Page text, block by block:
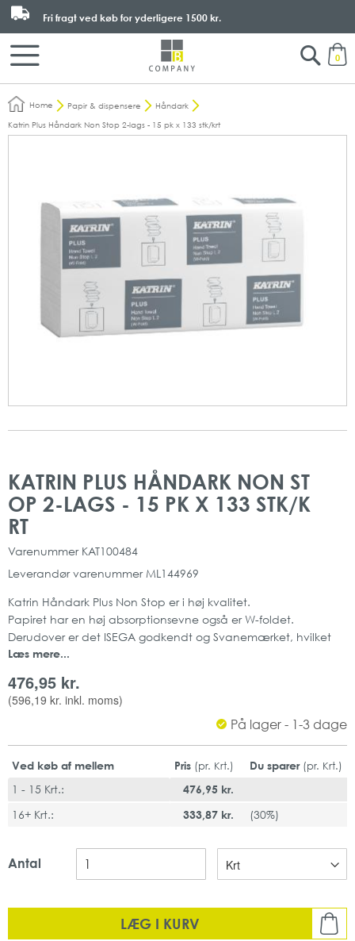
0
Fri fragt ved køb for yderligere 1500 kr.
Search
Home Papir & dispensere
Håndark
Katrin Plus Håndark Non Stop 2-lags - 15 pk x 133 stk/krt
KATRIN PLUS HÅNDARK NON ST
OP 2-LAGS - 15 PK X 133 STK/K
RT
Varenummer KAT100484
Leverandør varenummer ML144969
Katrin Håndark Plus Non Stop er i høj kvalitet.
Papiret har en høj absorptionsevne også er W-foldet.
Derudover er det ISEGA godkendt og Svanemærket, hvilket
sikre en højere kvalitet samt ekstra blødhed.
15 pk x 133 stk/krt
Savnemærket
Læs mere...
476,95 kr.
(596,19 kr. inkl. moms)
På lager - 1-3 dage
Ved køb af mellem Pris (pr. Krt.) Du sparer (pr. Krt.)
1 - 15 Krt.:
476,95 kr.
16+ Krt.:
333,87 kr. (30%)
Antal
LÆG I KURV
slutningen
af
billedgalleriet
starten
af
billedgalleriet